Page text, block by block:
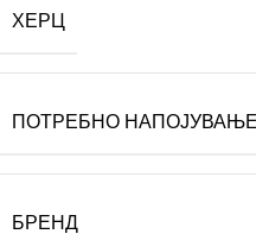
ХЕРЦ
ПОТРЕБНО НАПОЈУВАЊЕ
БРЕНД